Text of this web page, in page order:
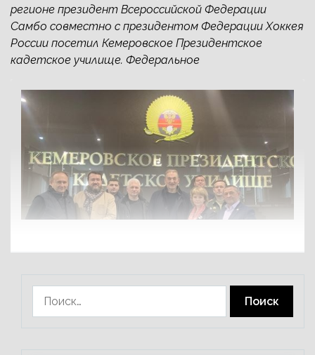
регионе президент Всероссийской Федерации
Самбо совместно с президентом Федерации Хоккея
России посетил Кемеровское Президентское
кадетское училище. Федеральное